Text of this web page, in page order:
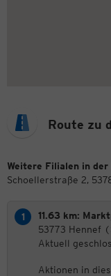
Route zu
Weitere Filialen in der
Schoellerstraße 2,
11.63 km:
53773 Hennef
Aktuell
Aktionen in